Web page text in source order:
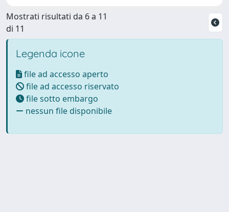
Mostrati risultati da 6 a 11
di 11
Legenda icone
file ad accesso aperto
file ad accesso riservato
file sotto embargo
nessun file disponibile